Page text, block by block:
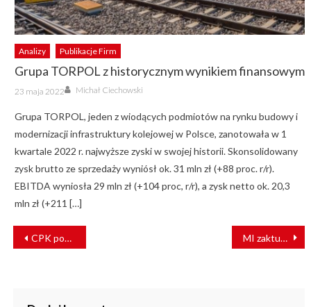
Analizy Publikacje Firm
Grupa TORPOL z historycznym wynikiem finansowym
Posted
on
23 maja 2022 Author
Michał Ciechowski
Grupa TORPOL, jeden z wiodących podmiotów na rynku budowy i
modernizacji infrastruktury kolejowej w Polsce, zanotowała w 1
kwartale 2022 r. najwyższe zyski w swojej historii. Skonsolidowany
zysk brutto ze sprzedaży wyniósł ok. 31 mln zł (+88 proc. r/r).
EBITDA wyniosła 29 mln zł (+104 proc, r/r), a zysk netto ok. 20,3
mln zł (+211 […]
NAWIGACJA
WPISU
CPK pozyska dane geodezyjne i kartograficzne w ramach Programu Dobrowolnych Nabyć MI zaktualizowało listę właściwych krajowych specyfikacji technicznych i dokumentów normalizacyjnych